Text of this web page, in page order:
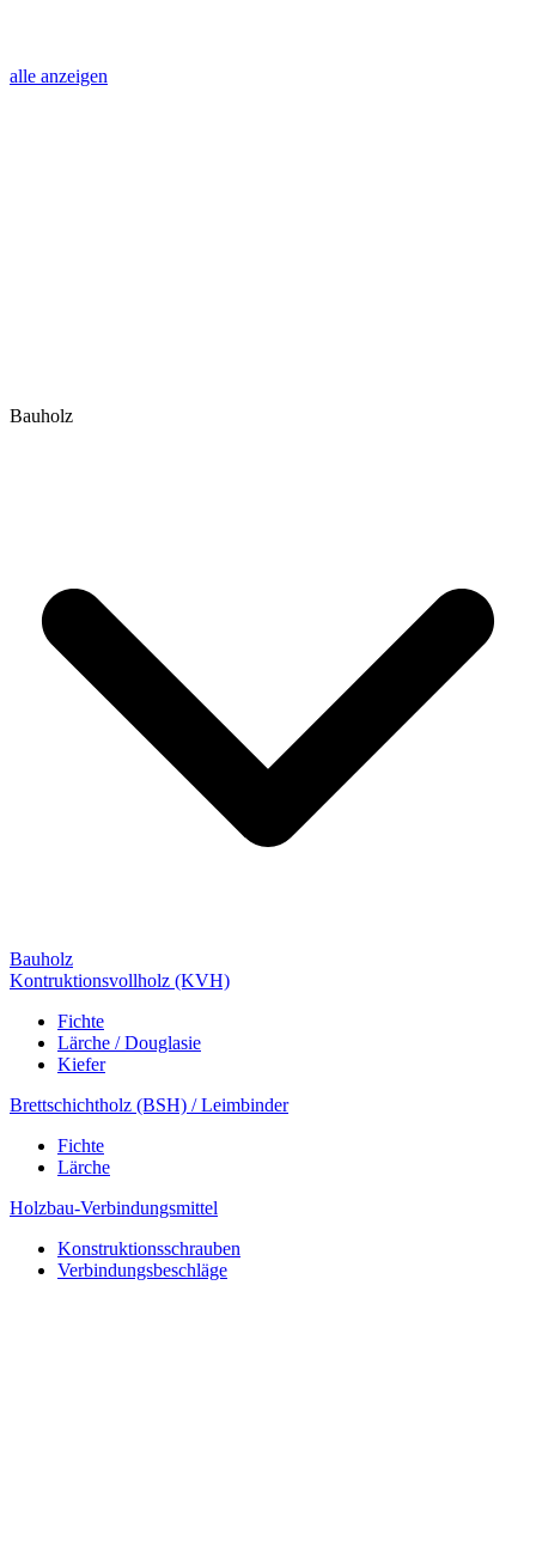
alle anzeigen
Bauholz
Bauholz
Kontruktionsvollholz (KVH)
Fichte
Lärche / Douglasie
Kiefer
Brettschichtholz (BSH) / Leimbinder
Fichte
Lärche
Holzbau-Verbindungsmittel
Konstruktionsschrauben
Verbindungsbeschläge